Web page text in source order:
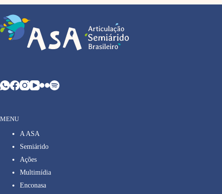
MENU
A ASA
Semiárido
Ações
Multimídia
Enconasa